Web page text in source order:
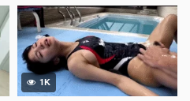
1K